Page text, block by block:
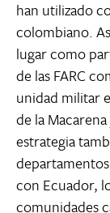
han utilizado
colombiano.
lugar como
de las FARC
unidad militar
de la
estrategia
con Ecuador,
comunidades